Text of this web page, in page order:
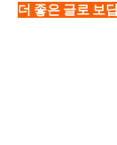
더 좋은 글로 보